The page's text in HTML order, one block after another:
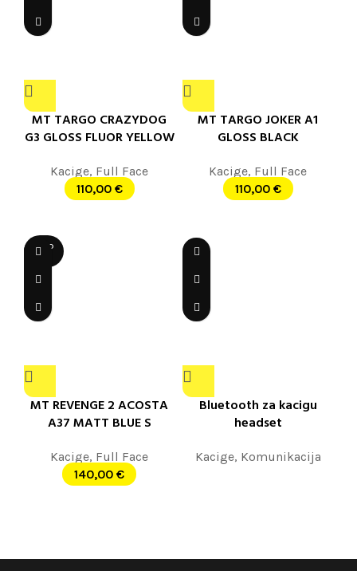
MT TARGO CRAZYDOG
G3 GLOSS FLUOR YELLOW
Kacige, Full Face
110,00 €
MT TARGO JOKER A1
GLOSS BLACK
Kacige, Full Face
110,00 €
SOLD
OUT
MT REVENGE 2 ACOSTA
A37 MATT BLUE S
Kacige, Full Face
140,00 €
Bluetooth za kacigu
headset
Kacige, Komunikacija